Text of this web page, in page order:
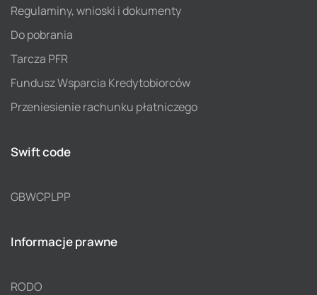
Regulaminy, wnioski i dokumenty
Do pobrania
Tarcza PFR
Fundusz Wsparcia Kredytobiorców
Przeniesienie rachunku płatniczego
Swift code
GBWCPLPP
Informacje prawne
RODO